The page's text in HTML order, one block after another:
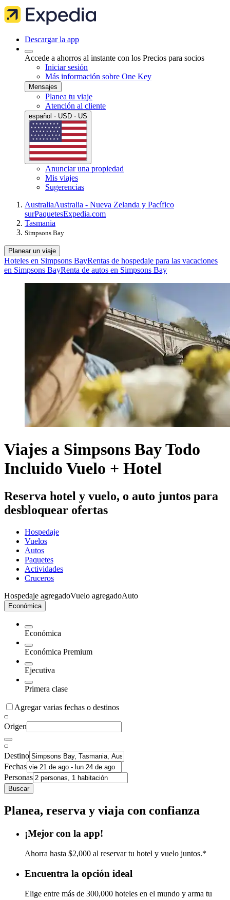
Descargar la app
Accede a ahorros al instante con los Precios para socios
Iniciar sesión
Más información sobre One Key
Mensajes
Planea tu viaje
Atención al cliente
español · USD · US
Anunciar una propiedad
Mis viajes
Sugerencias
AustraliaAustralia - Nueva Zelanda y Pacífico
surPaquetesExpedia.com
Tasmania
Simpsons Bay
Planear un viaje
Hoteles en Simpsons BayRentas de hospedaje para las vacaciones
en Simpsons BayRenta de autos en Simpsons Bay
Viajes a Simpsons Bay Todo
Incluido Vuelo + Hotel
Reserva hotel y vuelo, o auto juntos para
desbloquear ofertas
Hospedaje
Vuelos
Autos
Paquetes
Actividades
Cruceros
Hospedaje agregadoVuelo agregadoAuto
Económica
Económica
Económica Premium
Ejecutiva
Primera clase
Agregar varias fechas o destinos
Origen
Destino
Fechas
Personas
Buscar
Planea, reserva y viaja con confianza
¡Mejor con la app!
Ahorra hasta $2,000 al reservar tu hotel y vuelo juntos.*
Encuentra la opción ideal
Elige entre más de 300,000 hoteles en el mundo y arma tu